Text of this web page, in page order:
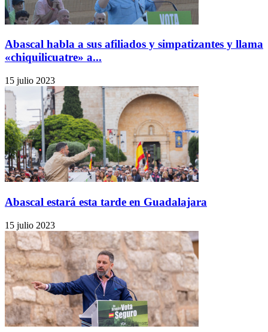
Abascal habla a sus afiliados y simpatizantes y llama
«chiquilicuatre» a...
15 julio 2023
Abascal estará esta tarde en Guadalajara
15 julio 2023